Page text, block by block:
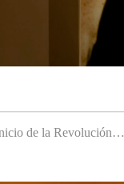
de la Revolución…